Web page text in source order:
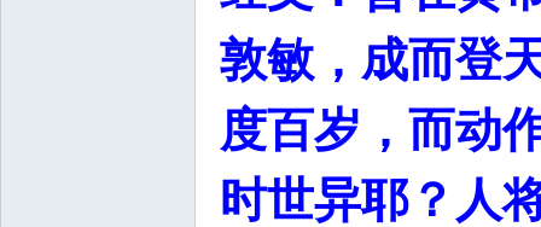
敦敏，成而登
度百岁，而动
时世异耶？人